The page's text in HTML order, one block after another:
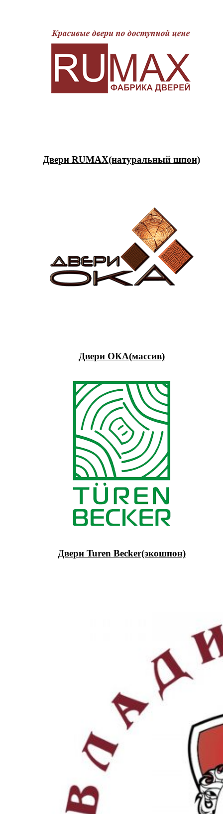
Двери RUMAX(натуральный шпон)
Двери ОКА(массив)
Двери Turen Becker(экошпон)